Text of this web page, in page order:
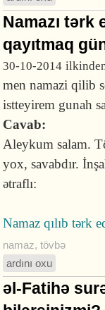
Namazı tərk
qayıtmaq
30-10-2014
men namazi qilib
istteyirem gunah
Cavab:
Aleykum salam.
yox, savabdır.
ətraflı:
Namaz qılıb tərk
namaz,tövbə
ardını oxu
əl-Fatihə